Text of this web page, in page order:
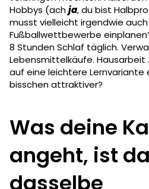
Hobbys (achja, du bist
musst vielleicht irgendwie
Fußballwettbewerbe
8 Stunden Schlaf täglich.
Lebensmittelkäufe. Hausarbeit
auf eine leichtere
bisschen attraktiver?
Was deine
angeht, ist
dasselbe